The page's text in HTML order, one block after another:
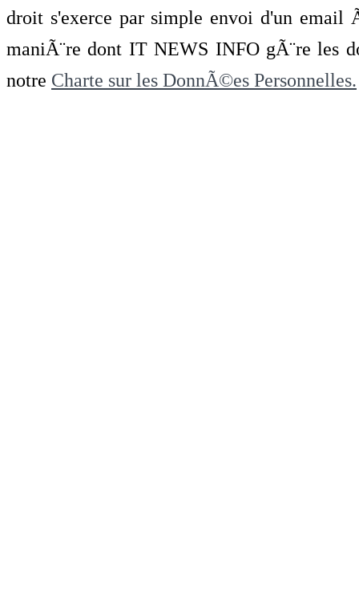
droit s'exerce par simple envoi d'un
maniÃ¨re dont IT NEWS INFO gÃ¨re les
notre Charte sur les DonnÃ©es Personnelles.